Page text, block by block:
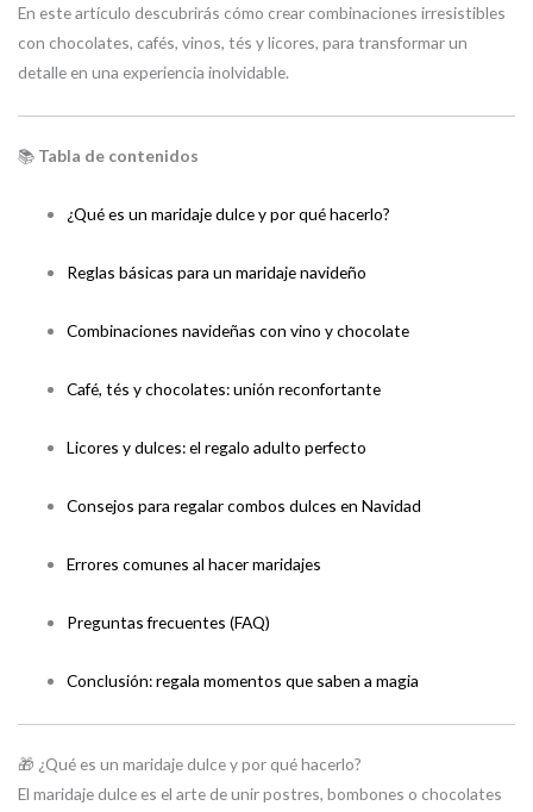
En este artículo descubrirás cómo crear combinaciones irresistibles
con chocolates, cafés, vinos, tés y licores, para transformar un
detalle en una experiencia inolvidable.
📚 Tabla de contenidos
¿Qué es un maridaje dulce y por qué hacerlo?
Reglas básicas para un maridaje navideño
Combinaciones navideñas con vino y chocolate
Café, tés y chocolates: unión reconfortante
Licores y dulces: el regalo adulto perfecto
Consejos para regalar combos dulces en Navidad
Errores comunes al hacer maridajes
Preguntas frecuentes (FAQ)
Conclusión: regala momentos que saben a magia
🎁 ¿Qué es un maridaje dulce y por qué hacerlo?
El maridaje dulce es el arte de unir postres, bombones o chocolates